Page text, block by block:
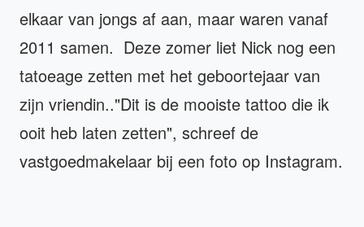
elkaar van jongs af aan, maar waren vanaf
2011 samen. Deze zomer liet Nick nog een
tatoeage zetten met het geboortejaar van
zijn vriendin.."Dit is de mooiste tattoo die ik
ooit heb laten zetten", schreef de
vastgoedmakelaar bij een foto op Instagram.